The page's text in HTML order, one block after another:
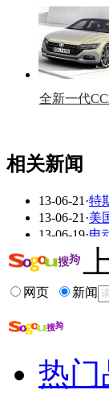
车型
全新一代
看赛车宝贝
艳
相关新闻
13-06-21 ·特
13-06-21 ·美
13-06-19·电
13-06-08
13-06-08
13-04-11·武
相关推荐
2013年1-5
网页 新闻
热门